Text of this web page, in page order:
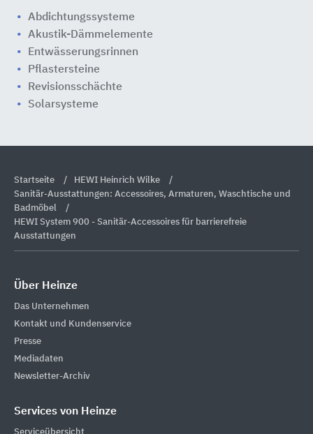
Abdichtungssysteme
Akustik-Dämmelemente
Entwässerungsrinnen
Pflastersteine
Revisionsschächte
Solarsysteme
Startseite
HEWI Heinrich Wilke
Sanitär-Ausstattungen: Accessoires, Armaturen, Waschtische und
Badmöbel
HEWI System 900 - Sanitär-Accessoires für barrierefreie
Ausstattungen
Über Heinze
Das Unternehmen
Kontakt und Kundenservice
Presse
Mediadaten
Newsletter-Archiv
Services von Heinze